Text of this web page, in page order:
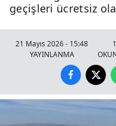
geçişleri ücretsiz
21 Mayıs 2026 - 15:48
YAYINLANMA